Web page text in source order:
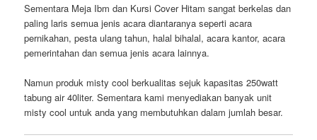
Sementara Meja Ibm dan Kursi Cover Hitam sangat berkelas dan
paling laris semua jenis acara diantaranya seperti acara
pernikahan, pesta ulang tahun, halal bihalal, acara kantor, acara
pemerintahan dan semua jenis acara lainnya.
Namun produk misty cool berkualitas sejuk kapasitas 250watt
tabung air 40liter. Sementara kami menyediakan banyak unit
misty cool untuk anda yang membutuhkan dalam jumlah besar.